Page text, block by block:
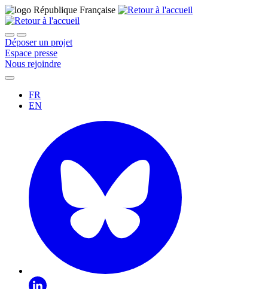
Déposer un projet
Espace presse
Nous rejoindre
FR
EN